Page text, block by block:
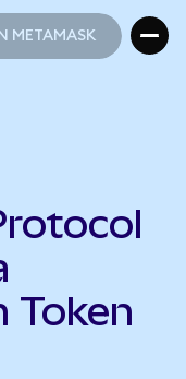
METAMASK
Token